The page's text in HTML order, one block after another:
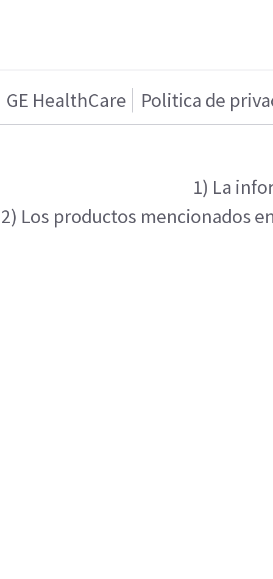
GE HealthCare Politica de
1) La
2) Los productos mencionados